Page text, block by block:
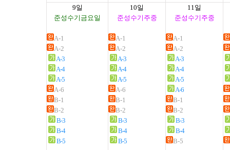
9일
준성수기금요일
A-1
A-2
A-3
A-4
A-5
A-6
B-1
B-2
B-3
B-4
B-5
10일
준성수기주중
A-1
A-2
A-3
A-4
A-5
A-6
B-1
B-2
B-3
B-4
B-5
11일
준성수기주중
A-1
A-2
A-3
A-4
A-5
A-6
B-1
B-2
B-3
B-4
B-5